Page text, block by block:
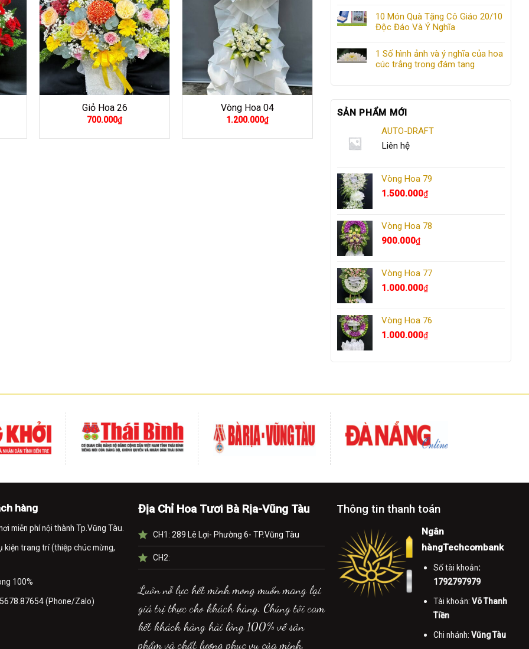
10 Món Quà Tặng Cô Giáo 20/10
Độc Đáo Và Ý Nghĩa
1 Số hình ảnh và ý nghĩa của hoa
cúc trắng trong đám tang
SẢN PHẨM MỚI
AUTO-DRAFT
Liên hệ
Vòng Hoa 79
1.500.000₫
Vòng Hoa 78
900.000₫
Vòng Hoa 77
1.000.000₫
Vòng Hoa 76
1.000.000₫
Giỏ Hoa 26
700.000₫
Vòng Hoa 04
1.200.000₫
hàng
miễn phí nội thành Tp.Vũng Tàu.
kiện trang trí (thiệp chúc mừng,
100%
(Phone/Zalo)
Địa Chỉ Hoa Tươi Bà Rịa-Vũng Tàu
CH1: 289 Lê Lợi- Phường 6- TP.Vũng Tàu
CH2:
Luôn nỗ lực hết mình mong muốn mang lại
giá trị thực cho khách hàng. Chúng tôi cam
kết khách hàng hài lòng 100% về sản
phẩm và chất lượng phục vụ của mình.
Thông tin thanh toán
Ngân
hàngTechcombank
Số tài khoản:
1792797979
Tài khoản:Võ Thanh
Tiền
Chi nhánh:Vũng Tàu